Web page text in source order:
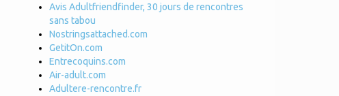
Avis Adultfriendfinder, 30 jours de rencontres
sans tabou
Nostringsattached.com
GetitOn.com
Entrecoquins.com
Air-adult.com
Adultere-rencontre.fr